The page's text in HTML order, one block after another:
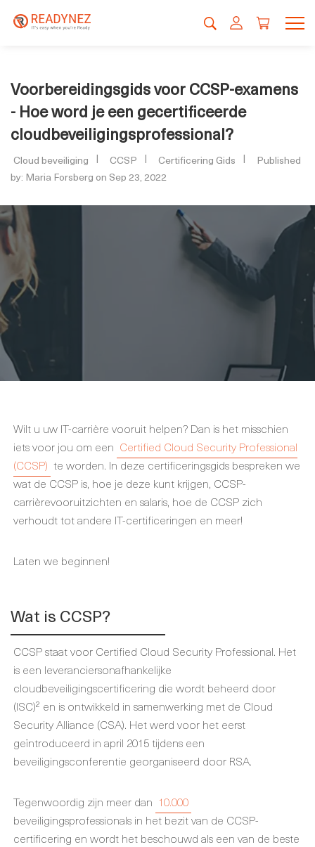
Voorbereidingsgids voor CCSP-examens
- Hoe word je een gecertificeerde
cloudbeveiligingsprofessional?
Cloud beveiliging CCSP Certificering Gids
Published
by: Maria Forsberg on Sep 23, 2022
Wilt u uw IT-carrière vooruit helpen? Dan is het misschien
iets voor jou om een Certified Cloud Security Professional
(CCSP) te worden. In deze certificeringsgids bespreken we
wat de CCSP is, hoe je deze kunt krijgen, CCSP-
carrièrevooruitzichten en salaris, hoe de CCSP zich
verhoudt tot andere IT-certificeringen en meer!
Laten we beginnen!
Wat is CCSP?
CCSP staat voor Certified Cloud Security Professional. Het
is een leveranciersonafhankelijke
cloudbeveiligingscertificering die wordt beheerd door
(ISC)² en is ontwikkeld in samenwerking met de Cloud
Security Alliance (CSA). Het werd voor het eerst
geïntroduceerd in april 2015 tijdens een
beveiligingsconferentie georganiseerd door RSA.
Tegenwoordig zijn meer dan 10.000
beveiligingsprofessionals in het bezit van de CCSP-
certificering en wordt het beschouwd als een van de beste